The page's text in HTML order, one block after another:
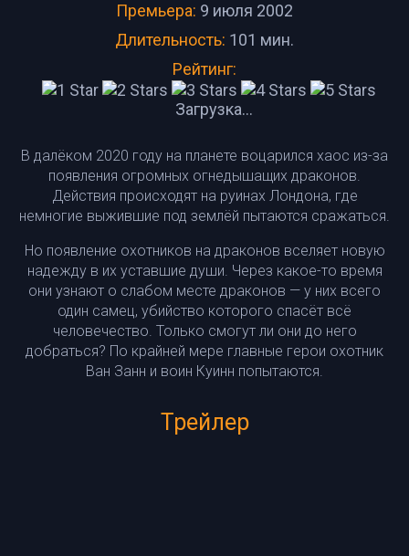
Премьера: 9 июля 2002
Длительность: 101 мин.
Рейтинг:
Загрузка...
В далёком 2020 году на планете воцарился хаос из-за
появления огромных огнедышащих драконов.
Действия происходят на руинах Лондона, где
немногие выжившие под землёй пытаются сражаться.
Но появление охотников на драконов вселяет новую
надежду в их уставшие души. Через какое-то время
они узнают о слабом месте драконов — у них всего
один самец, убийство которого спасёт всё
человечество. Только смогут ли они до него
добраться? По крайней мере главные герои охотник
Ван Занн и воин Куинн попытаются.
Трейлер